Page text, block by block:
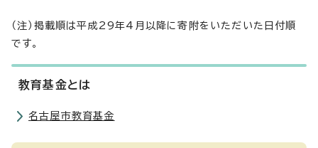
（注）掲載順は平成29年4月以降に寄附をいただいた日付順
です。
教育基金とは
名古屋市教育基金